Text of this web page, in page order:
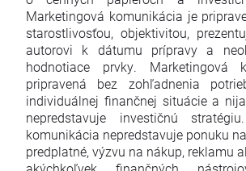
Marketingová komunikácia je
starostlivosťou, objektivitou,
autorovi k dátumu prípravy a
hodnotiace prvky. Marketingová
pripravená bez zohľadnenia
individuálnej finančnej situácie a
nepredstavuje investičnú
komunikácia nepredstavuje ponuku
predplatné, výzvu na nákup, reklamu